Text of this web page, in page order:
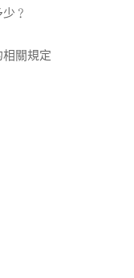
﹖
關規定